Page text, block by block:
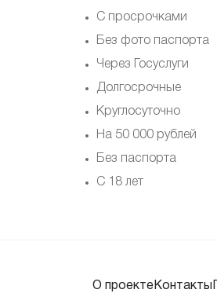
С просрочками
Без фото паспорта
Через Госуслуги
Долгосрочные
Круглосуточно
На 50 000 рублей
Без паспорта
С 18 лет
О проекте Контакты